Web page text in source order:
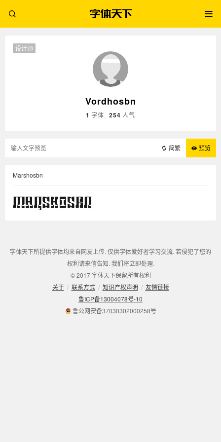
Vordhosbn
1 字体 254 人气
设计师
简繁 预览
Marshosbn
字体天下所提供字体均来自网友上传. 仅供字体爱好者学习交流. 若侵犯了您的
权利请来信告知. 我们将立即处理.
© 2017 字体天下保留所有权利
关于 / 联系方式 / 知识产权声明 / 友情链接
鲁ICP备13004078号-10
鲁公网安备37030302000258号